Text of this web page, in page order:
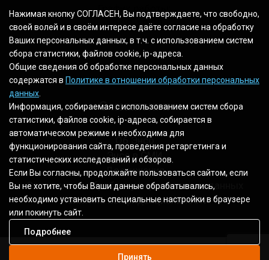
График работы:
10.00-19.00
О компании
Об Энсо
Энсо в СМИ
Достижения
Согласие на обработку персональных данных
Политика конфиденциальности
2003 - 2026 © Все права защищены
Нажимая кнопку СОГЛАСЕН, Вы подтверждаете, что свободно,
своей волей и в своём интересе даёте согласие на обработку
Ваших персональных данных, в т.ч. с использованием систем
сбора статистики, файлов cookie, ip-адреса.
Общие сведения об обработке персональных данных
содержатся в Политике в отношении обработки персональных
данных
Информация, собираемая с использованием систем сбора
статистики, файлов cookie, ip-адреса, собирается в
автоматическом режиме и необходима для
функционирования сайта, проведения ретаргетинга и
статистических исследований и обзоров.
Если Вы согласны, продолжайте пользоваться сайтом, если
Вы не хотите, чтобы Ваши данные обрабатывались,
необходимо установить специальные настройки в браузере
или покинуть сайт.
Подробнее
Принять